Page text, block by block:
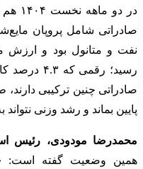
در
صادراتی شامل پروپان
رسید؛
صادراتی چنین ترکیبی
پایین بماند و رشد وزنی
محمدرضا مودودی، رئیس
همین وضعیت گفته است: